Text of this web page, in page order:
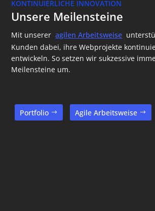
KONTINUIERLICHE INNOVATION
Unsere Meilensteine
Mit unserer agilen Arbeitsweise
Kunden dabei, ihre Webprojekte
entwickeln. So setzen wir sukzessive
Meilensteine um.
Portfolio Agile Arbeitsweise